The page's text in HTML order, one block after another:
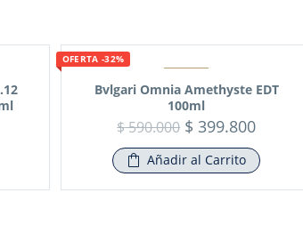
OFERTA -32%
Bvlgari Omnia Amethyste EDT
100ml
$590.000 $ 399.800
Añadir al Carrito